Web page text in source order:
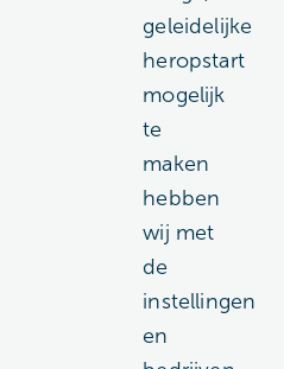
geleidelijke
heropstart
mogelijk
te
maken
hebben
wij met
de
instellingen
en